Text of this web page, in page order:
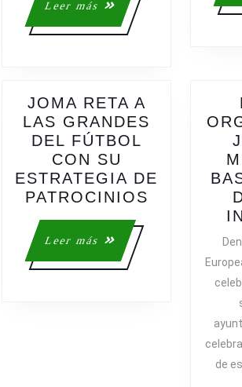
SOCIALES
Leer más
Leer
más
JOMA RETA A
LAS GRANDES
DEL FÚTBOL
CON SU
ESTRATEGIA DE
PATROCINIOS
GRANDES
Leer más
Leer
más
de